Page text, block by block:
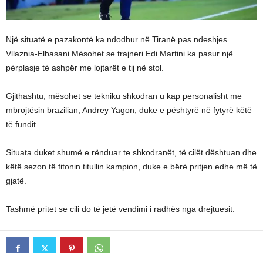
Një situatë e pazakontë ka ndodhur në Tiranë pas ndeshjes
Vllaznia-Elbasani.Mësohet se trajneri Edi Martini ka pasur një
përplasje të ashpër me lojtarët e tij në stol.
Gjithashtu, mësohet se tekniku shkodran u kap personalisht me
mbrojtësin brazilian, Andrey Yagon, duke e pështyrë në fytyrë këtë
të fundit.
Situata duket shumë e rënduar te shkodranët, të cilët dështuan dhe
këtë sezon të fitonin titullin kampion, duke e bërë pritjen edhe më të
gjatë.
Tashmë pritet se cili do të jetë vendimi i radhës nga drejtuesit.